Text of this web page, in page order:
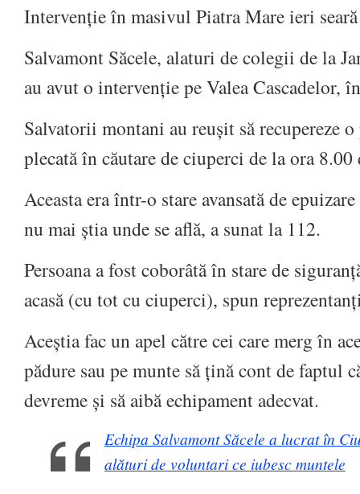
Intervenție în masivul Piatra Mare ieri
Salvamont Săcele, alaturi de colegii de la
au avut o intervenție pe Valea Cascadelor,
Salvatorii montani au reușit să recupereze
plecată în căutare de ciuperci de la ora
Aceasta era într-o stare avansată de
nu mai știa unde se află, a sunat la 112.
Persoana a fost coborâtă în stare de
acasă (cu tot cu ciuperci), spun
Aceștia fac un apel către cei care merg în
pădure sau pe munte să țină cont de faptul
devreme și să aibă echipament adecvat.
Echipa Salvamont Săcele a lucrat în
alături de voluntari ce iubesc muntele